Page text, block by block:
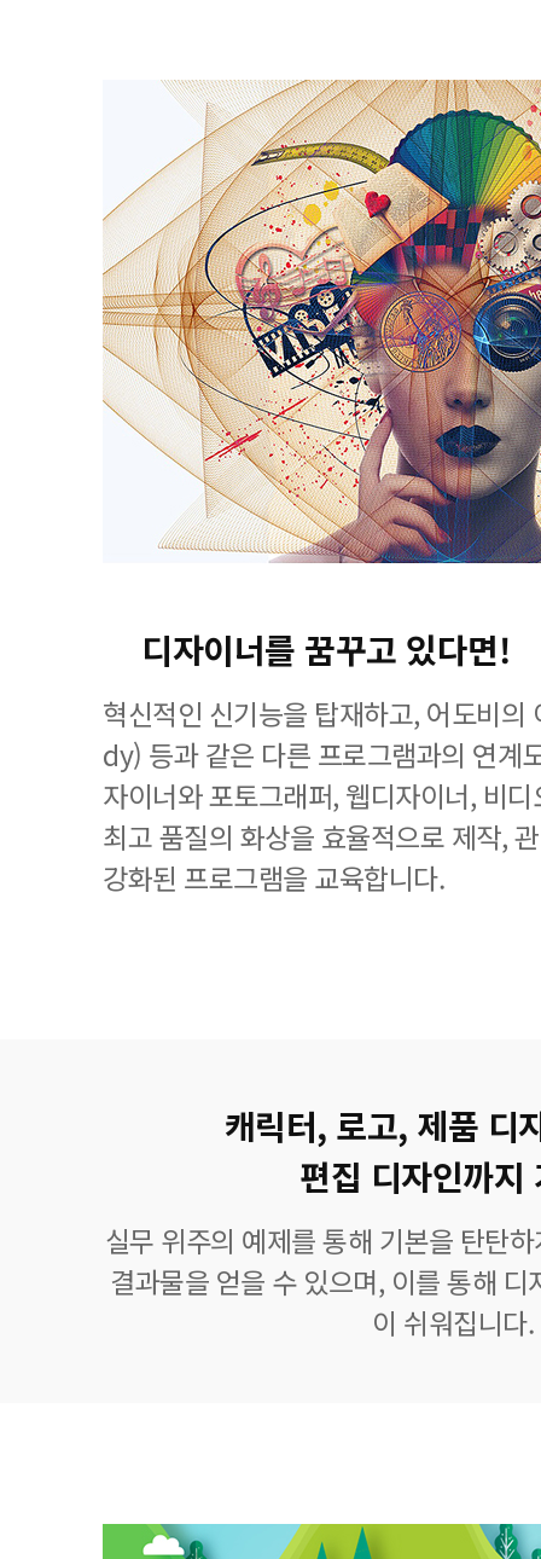
디자이너를 꿈꾸고 있다면!
혁신적인 신기능을 탑재하고, 어도비
dy) 등과 같은 다른 프로그램과의 연계
자이너와 포토그래퍼, 웹디자이너, 비
최고 품질의 화상을 효율적으로 제작,
강화된 프로그램을 교육합니다.
캐릭터, 로고, 제품 디
편집 디자인까지
실무 위주의 예제를 통해 기본을 탄탄
결과물을 얻을 수 있으며, 이를 통해
이 쉬워집니다.